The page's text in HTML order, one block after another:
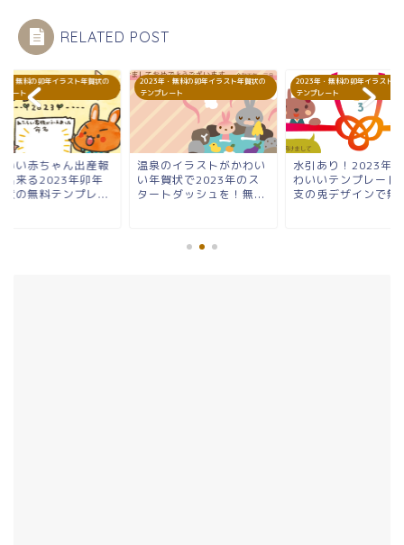
RELATED POST
・無料の卯年イラスト年賀状の
レート
いい赤ちゃん出産報
出来る2023年卯年
状の無料テンプレ...
2023年・無料の卯年イラスト年賀状の
テンプレート
温泉のイラストがかわい
い年賀状で2023年のス
タートダッシュを！無...
2023年・無料の卯年イラスト年
テンプレート
水引あり！2023年
わいいテンプレート
支の兎デザインで無